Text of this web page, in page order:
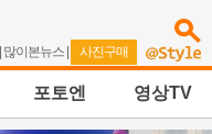
많이본뉴스 | 사진구매
포토엔 영상TV